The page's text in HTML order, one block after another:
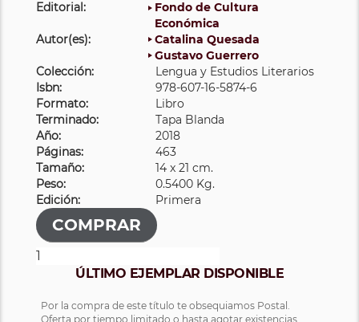
Editorial:
Fondo de Cultura
Económica
Autor(es):
Catalina Quesada
Gustavo Guerrero
Colección:
Lengua y Estudios Literarios
Isbn:
978-607-16-5874-6
Formato:
Libro
Terminado:
Tapa Blanda
Año:
2018
Páginas:
463
Tamaño:
14 x 21 cm.
Peso:
0.5400 Kg.
Edición:
Primera
ÚLTIMO EJEMPLAR DISPONIBLE
Por la compra de este título te obsequiamos Postal.
Oferta por tiempo limitado o hasta agotar existencias